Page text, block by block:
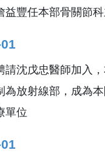
益豐任本部骨關節
請沈戊忠醫師加入
為放射線部，成為
單位